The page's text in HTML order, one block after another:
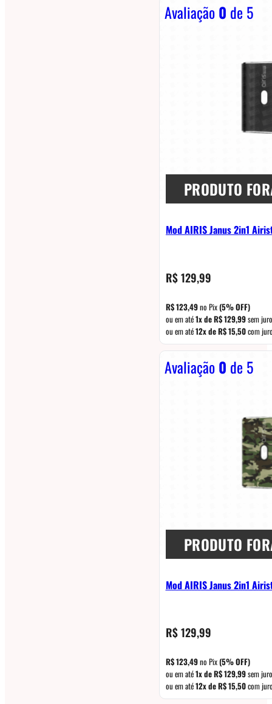
Avaliação0 de 5
PRODUTO
Mod AIRIS Janus 2in1
R$129,99
R$123,49no Pix(5% OFF)
ou em até1x deR$129,99sem
ou em até12x deR$15,50com
Avaliação0 de 5
PRODUTO
Mod AIRIS Janus 2in1
R$129,99
R$123,49no Pix(5% OFF)
ou em até1x deR$129,99sem
ou em até12x deR$15,50com